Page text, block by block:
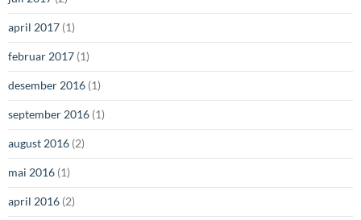
april 2017 (1)
februar 2017 (1)
desember 2016 (1)
september 2016 (1)
august 2016 (2)
mai 2016 (1)
april 2016 (2)